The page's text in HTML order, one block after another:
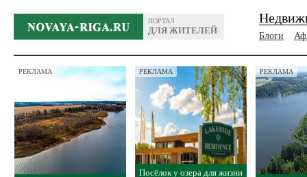
ПОРТАЛ
ДЛЯ ЖИТЕЛЕЙ
Блоги
РЕКЛАМА РЕКЛАМА
Посёлок у озера для жизни
РЕКЛАМА